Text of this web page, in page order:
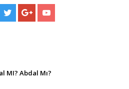
MI? Abdal Mı?